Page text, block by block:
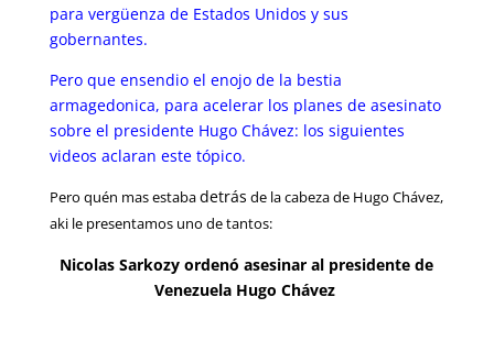
para vergüenza de Estados Unidos y sus
gobernantes.
Pero que ensendio el enojo de la bestia
armagedonica, para acelerar los planes de asesinato
sobre el presidente Hugo Chávez: los siguientes
videos aclaran este tópico.
Pero quén mas estabadetrás de la cabeza de Hugo Chávez,
aki le presentamos uno de tantos:
Nicolas Sarkozy ordenó asesinar al presidente de
Venezuela Hugo Chávez